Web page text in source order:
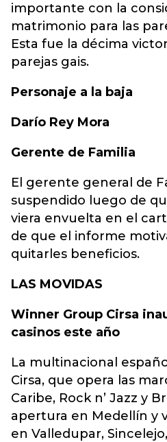
importante con la
matrimonio para las
Esta fue la décima
parejas gais.
Personaje a la baja
Darío Rey Mora
Gerente de Familia
El gerente general de
suspendido luego de
viera envuelta en el
de que el informe
quitarles beneficios.
LAS MOVIDAS
Winner Group Cirsa
casinos este año
La multinacional
Cirsa, que opera las
Caribe, Rock n’ Jazz y
apertura en Medellín y
en Valledupar,